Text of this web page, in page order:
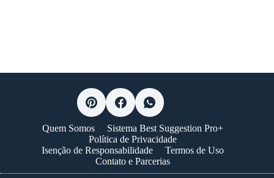
Quem Somos
Sistema Best Suggestion Pro+
Política de Privacidade
Isenção de Responsabilidade
Termos de Uso
Contato e Parcerias